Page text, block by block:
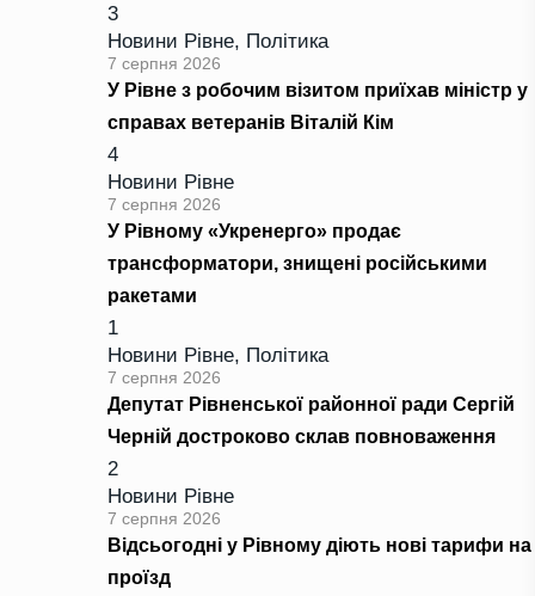
3
Новини Рівне, Політика
7 серпня 2026
У Рівне з робочим візитом приїхав міністр у
справах ветеранів Віталій Кім
4
Новини Рівне
7 серпня 2026
У Рівному «Укренерго» продає
трансформатори, знищені російськими
ракетами
1
Новини Рівне, Політика
7 серпня 2026
Депутат Рівненської районної ради Сергій
Черній достроково склав повноваження
2
Новини Рівне
7 серпня 2026
Відсьогодні у Рівному діють нові тарифи на
проїзд